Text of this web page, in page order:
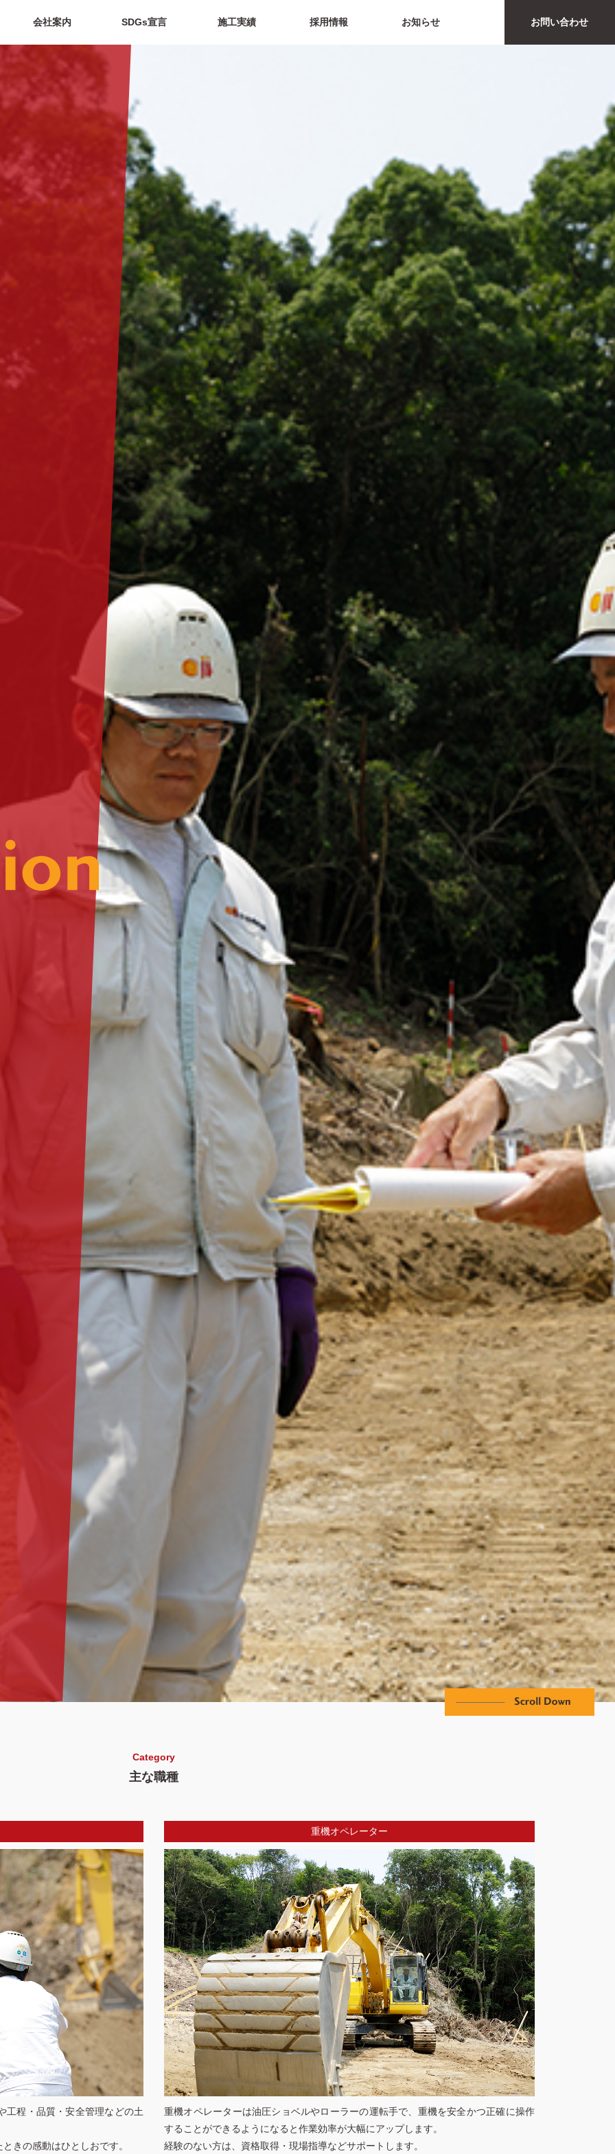
会社案内 SDGs宣言 施工実績 採用情報 お知らせ お問い合わせ
Category
主な職種
工程・品質・安全管理などの土
きの感動はひとしおです。
重機オペレーター
重機オペレーターは油圧ショベルやローラーの運転手で、重機を安全かつ正確に操作
することができるようになると作業効率が大幅にアップします。
経験のない方は、資格取得・現場指導などサポートします。